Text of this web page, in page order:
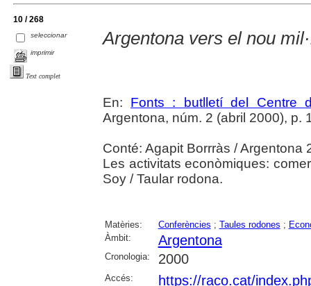
10 / 268
seleccionar
imprimir
Text complet
Argentona vers el nou
En: Fonts : butlletí del Centre
Argentona, núm. 2 (abril 2000), p.
Conté: Agapit Borrràs / Argentona
Les activitats econòmiques:
Soy / Taular rodona.
Matèries: Conferències ; Taules rodones ;
Àmbit:
Argentona
Cronologia: 2000
Accés: https://raco.cat/